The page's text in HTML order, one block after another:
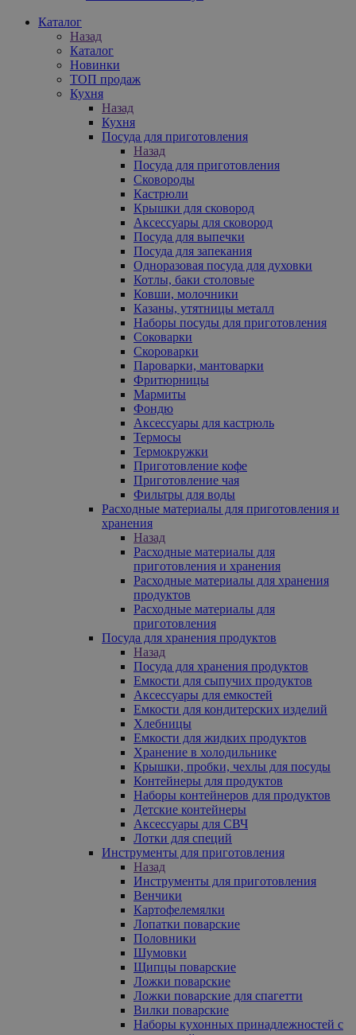
Каталог
Назад
Каталог
Новинки
ТОП продаж
Кухня
Назад
Кухня
Посуда для приготовления
Назад
Посуда для приготовления
Сковороды
Кастрюли
Крышки для сковород
Аксессуары для сковород
Посуда для выпечки
Посуда для запекания
Одноразовая посуда для духовки
Котлы, баки столовые
Ковши, молочники
Казаны, утятницы металл
Наборы посуды для приготовления
Соковарки
Скороварки
Пароварки, мантоварки
Фритюрницы
Мармиты
Фондю
Аксессуары для кастрюль
Термосы
Термокружки
Приготовление кофе
Приготовление чая
Фильтры для воды
Расходные материалы для приготовления и
хранения
Назад
Расходные материалы для
приготовления и хранения
Расходные материалы для хранения
продуктов
Расходные материалы для
приготовления
Посуда для хранения продуктов
Назад
Посуда для хранения продуктов
Емкости для сыпучих продуктов
Аксессуары для емкостей
Емкости для кондитерских изделий
Хлебницы
Емкости для жидких продуктов
Хранение в холодильнике
Крышки, пробки, чехлы для посуды
Контейнеры для продуктов
Наборы контейнеров для продуктов
Детские контейнеры
Аксессуары для СВЧ
Лотки для специй
Инструменты для приготовления
Назад
Инструменты для приготовления
Венчики
Картофелемялки
Лопатки поварские
Половники
Шумовки
Щипцы поварские
Ложки поварские
Ложки поварские для спагетти
Вилки поварские
Наборы кухонных принадлежностей с